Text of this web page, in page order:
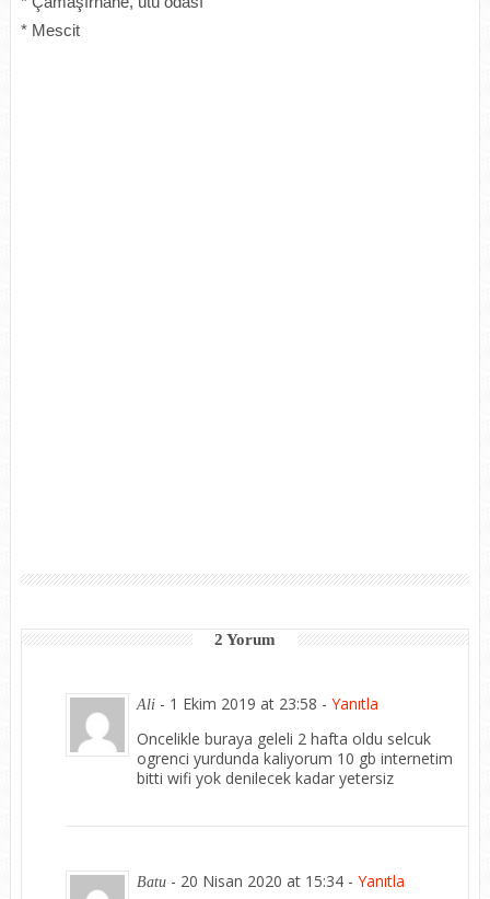
* Mescit
2 Yorum
Ali- 1 Ekim 2019 at 23:58 - Yanıtla
Oncelikle buraya geleli 2 hafta oldu selcuk
ogrenci yurdunda kaliyorum 10 gb internetim
bitti wifi yok denilecek kadar yetersiz
Batu- 20 Nisan 2020 at 15:34 - Yanıtla